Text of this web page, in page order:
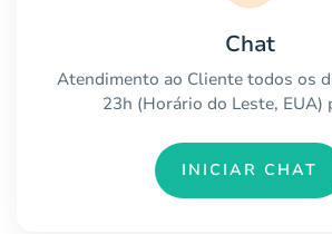
Chat
Atendimento ao Cliente todos os
23h (Horário do Leste, EUA)
INICIAR CHAT